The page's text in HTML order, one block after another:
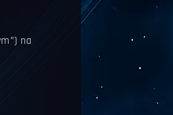
na